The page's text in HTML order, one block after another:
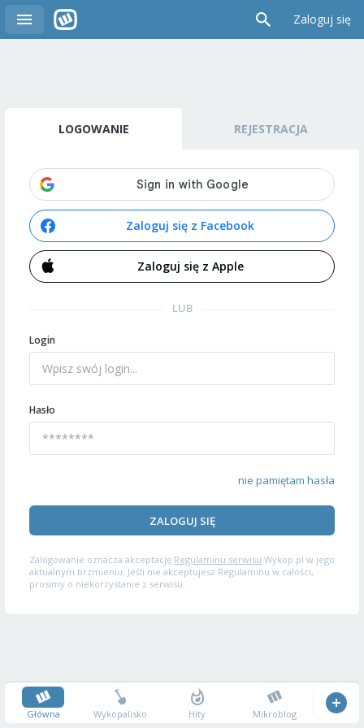
Zaloguj się
LOGOWANIE REJESTRACJA
Zaloguj się z Facebook
Zaloguj się z Apple
LUB
Login
Hasło
nie pamiętam hasła
ZALOGUJ SIĘ
Zalogowanie oznacza akceptację Regulaminu serwisu Wykop.pl w jego
aktualnym brzmieniu. Jeśli nie akceptujesz Regulaminu w całości,
prosimy o niekorzystanie z serwisu.
Główna Wykopalisko Hity Mikroblog